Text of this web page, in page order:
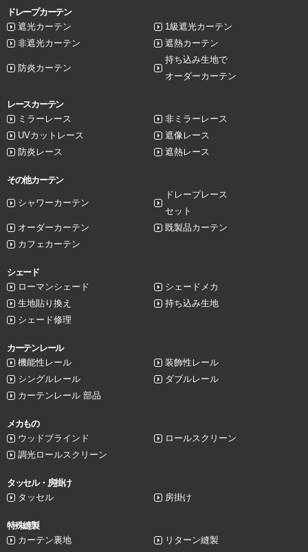
ドレープカーテン
遮光カーテン
1級遮光カーテン
非遮光カーテン
遮熱カーテン
防炎カーテン
持ち込み生地で
オーダーカーテン
レースカーテン
ミラーレース
非ミラーレース
UVカットレース
遮像レース
防炎レース
遮熱レース
その他カーテン
シャワーカーテン
ドレープレース
セット
オーダーカーテン
既製品カーテン
カフェカーテン
シェード
ローマンシェード
シェードメカ
生地貼り換え
持ち込み生地
シェード修理
カーテンレール
機能性レール
装飾性レール
シングルレール
ダブルレール
カーテンレール 部品
メカもの
ウッドブラインド
ロールスクリーン
調光ロールスクリーン
タッセル・房掛け
タッセル
房掛け
特殊縫製
カーテン裏地
リターン縫製